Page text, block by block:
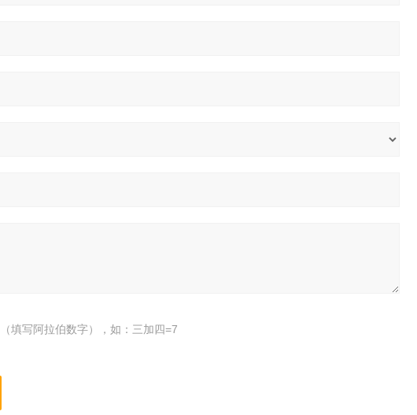
填写阿拉伯数字），如：三加四=7